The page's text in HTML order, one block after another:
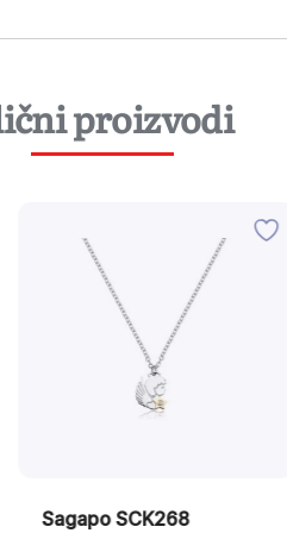
proizvodi
SCK268